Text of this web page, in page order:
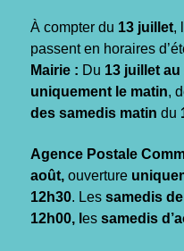
À compter du 13 juillet,
passent en horaires
Mairie : Du 13 juillet au
uniquement le matin,
des samedis matin du
Agence Postale
août, ouverture
12h30. Les samedis
12h00, l es samedis